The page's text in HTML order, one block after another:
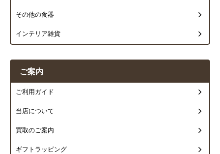
その他の食器
インテリア雑貨
ご案内
ご利用ガイド
当店について
買取のご案内
ギフトラッピング